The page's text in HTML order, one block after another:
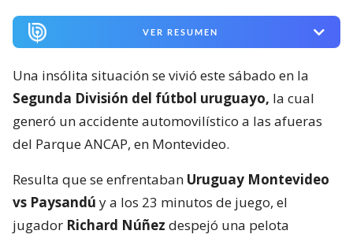
VER RESUMEN
Una insólita situación se vivió este sábado en la
Segunda División del fútbol uruguayo, la cual
generó un accidente automovilístico a las afueras
del Parque ANCAP, en Montevideo.
Resulta que se enfrentaban Uruguay Montevideo
vs Paysandú y a los 23 minutos de juego, el
jugador Richard Núñez despejó una pelota